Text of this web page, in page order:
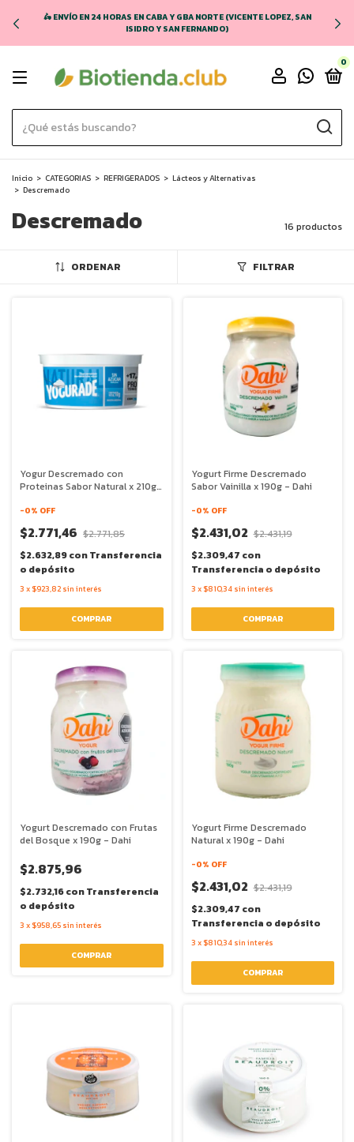
🛵 ENVÍO EN 24 HORAS EN CABA Y GBA NORTE (VICENTE LOPEZ, SAN
ISIDRO Y SAN FERNANDO)
0
Inicio > CATEGORIAS > REFRIGERADOS > Lácteos y Alternativas
> Descremado
Descremado 16 productos
ORDENAR FILTRAR
Yogur Descremado con
Proteinas Sabor Natural x 210g
-0% OFF
$2.771,46 $2.771,85
$2.632,89conTransferencia
o depósito
3 x $923,82 sin interés
Yogurt Firme Descremado
Sabor Vainilla x 190g - Dahi
-0% OFF
$2.431,02 $2.431,19
$2.309,47 con
Transferencia o depósito
3 x $810,34 sin interés
Yogurt Descremado con Frutas
del Bosque x 190g - Dahi
$2.875,96
$2.732,16conTransferencia
o depósito
3 x $958,65 sin interés
Yogurt Firme Descremado
Natural x 190g - Dahi
-0% OFF
$2.431,02 $2.431,19
$2.309,47 con
Transferencia o depósito
3 x $810,34 sin interés